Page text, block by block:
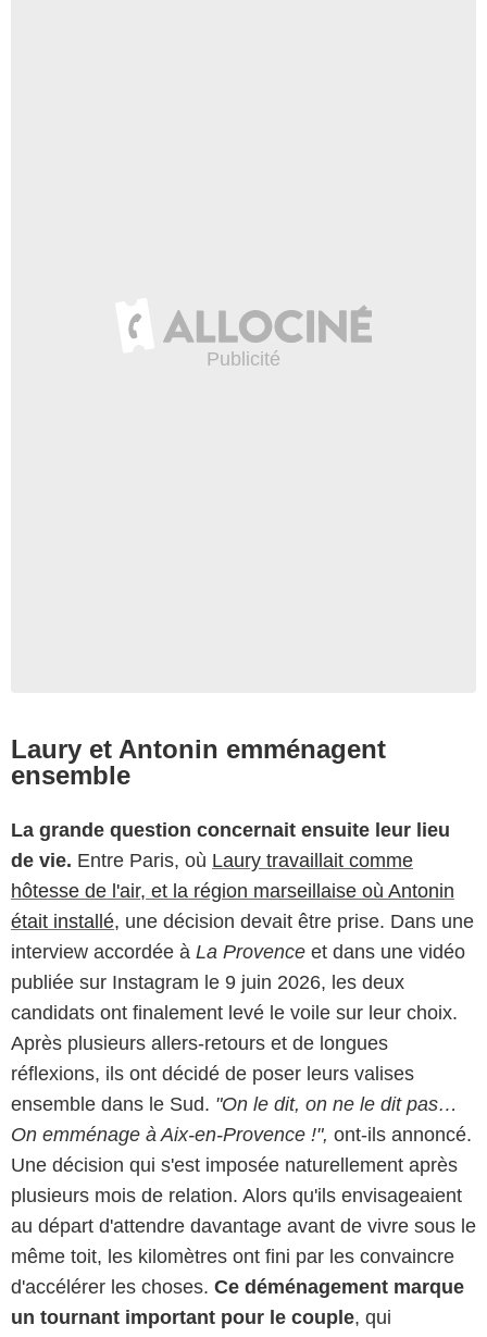
Laury et Antonin emménagent
ensemble
La grande question concernait ensuite leur lieu
de vie. Entre Paris, où Laury travaillait comme
hôtesse de l'air, et la région marseillaise où Antonin
était installé, une décision devait être prise. Dans une
interview accordée à La Provence et dans une vidéo
publiée sur Instagram le 9 juin 2026, les deux
candidats ont finalement levé le voile sur leur choix.
Après plusieurs allers-retours et de longues
réflexions, ils ont décidé de poser leurs valises
ensemble dans le Sud. "On le dit, on ne le dit pas…
On emménage à Aix-en-Provence !", ont-ils annoncé.
Une décision qui s'est imposée naturellement après
plusieurs mois de relation. Alors qu'ils envisageaient
au départ d'attendre davantage avant de vivre sous le
même toit, les kilomètres ont fini par les convaincre
d'accélérer les choses. Ce déménagement marque
un tournant important pour le couple, qui